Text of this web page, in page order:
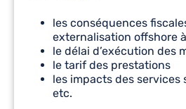
les conséquences
externalisation offshore
le délai d’exécution des
le tarif des prestations
les impacts des services
etc.